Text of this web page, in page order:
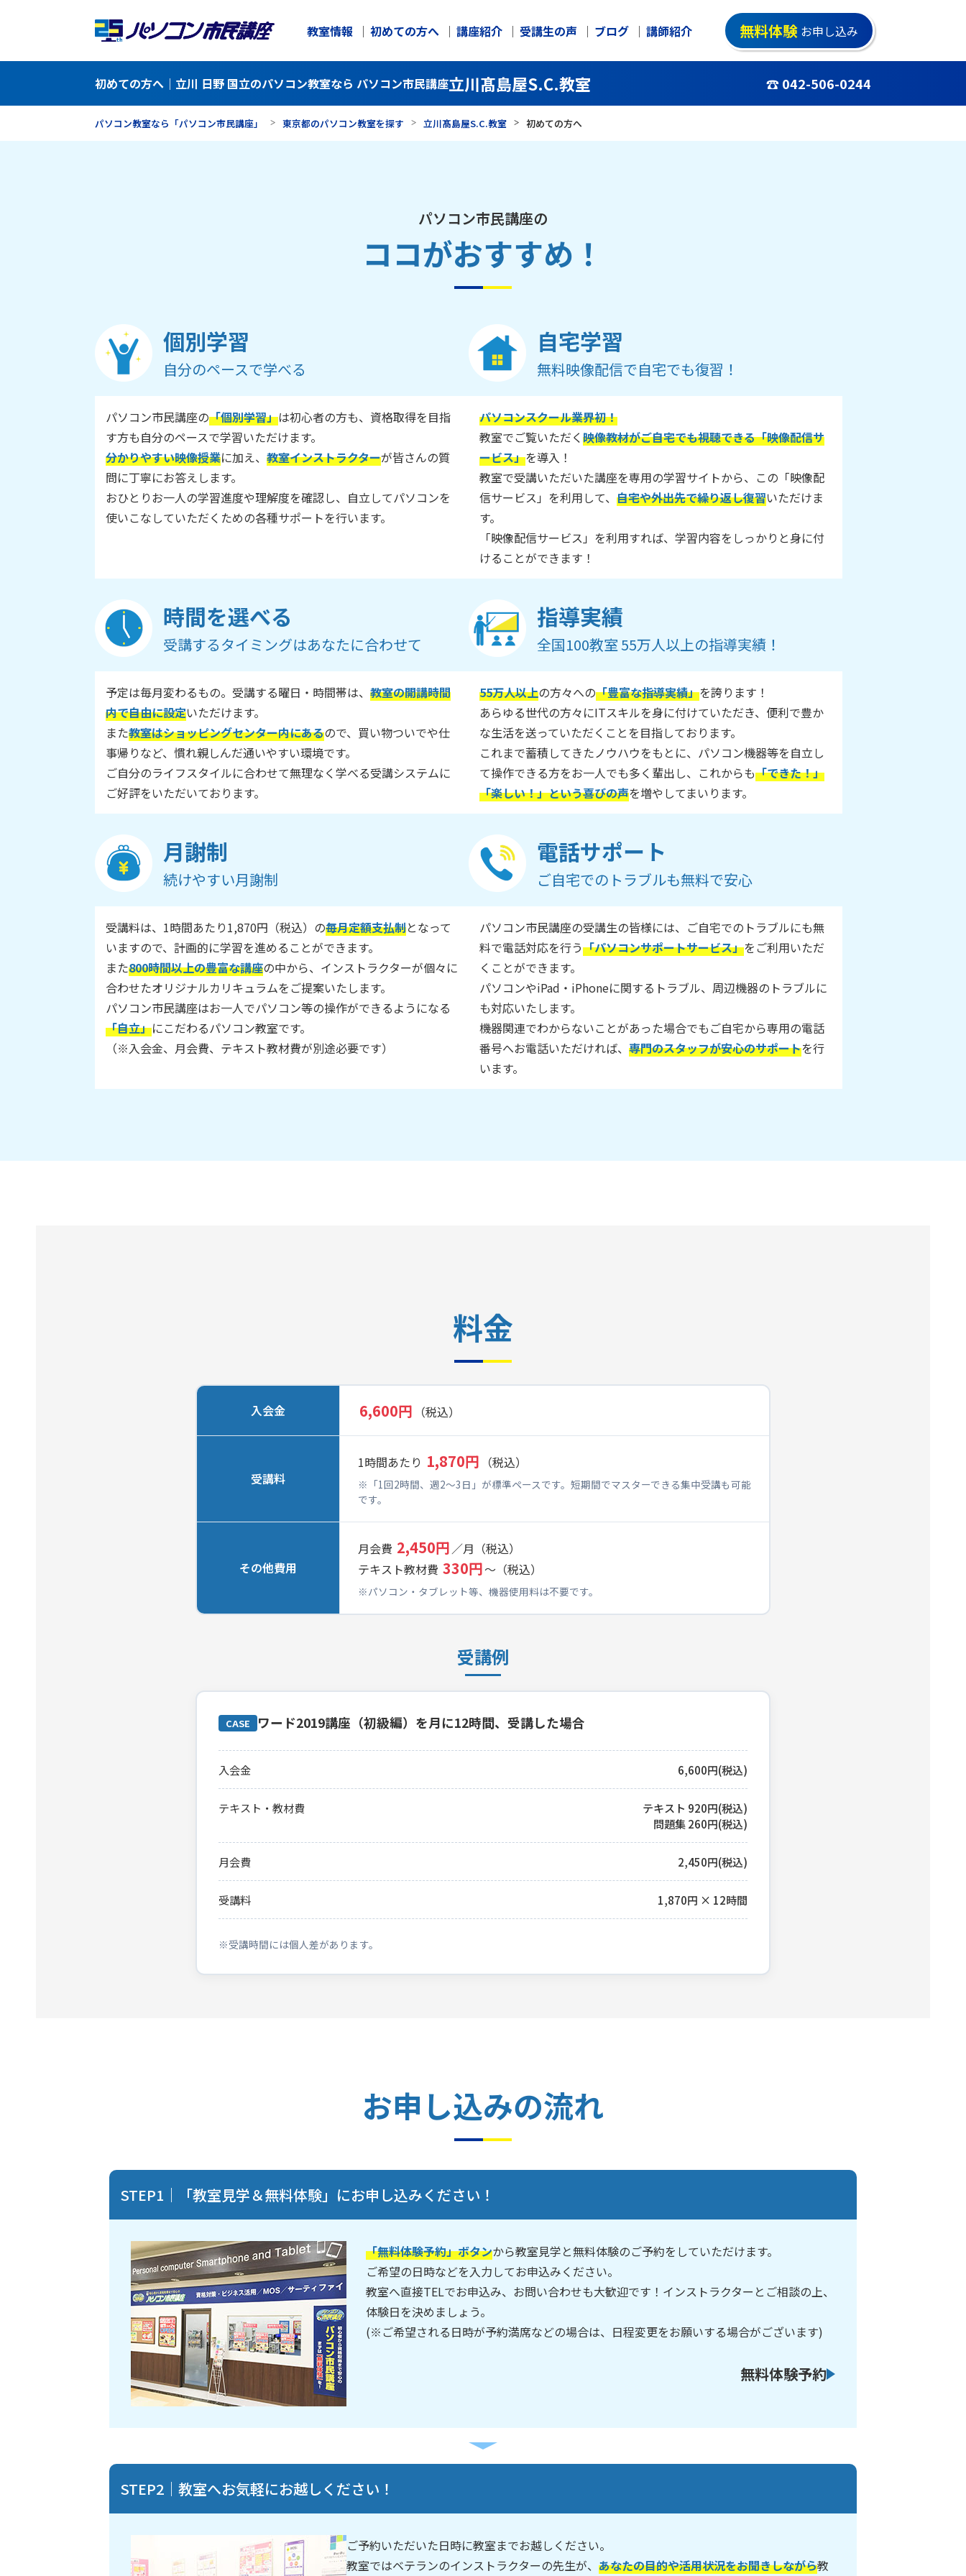
教室情報 初めての方へ 講座紹介 受講生の声 ブログ 講師紹介 無料体験 お申し込み
初めての方へ｜立川 日野 国立のパソコン教室なら パソコン市民講座立川髙島屋S.C.教室 ☎ 042-506-0244
パソコン教室なら「パソコン市民講座」 東京都のパソコン教室を探す 立川髙島屋S.C.教室 初めての方へ
ココがおすすめ！
パソコン市民講座の
個別学習
自分のペースで学べる
パソコン市民講座の「個別学習」は初心者の方も、資格取得を目指
す方も自分のペースで学習いただけます。
分かりやすい映像授業に加え、 教室インストラクターが皆さんの質
問に丁寧にお答えします。
おひとりお一人の学習進度や理解度を確認し、自立してパソコンを
使いこなしていただくための各種サポートを行います。
自宅学習
無料映像配信で自宅でも復習！
パソコンスクール業界初！
教室でご覧いただく映像教材がご自宅でも視聴できる「映像配信サ
ービス」を導入！
教室で受講いただいた講座を専用の学習サイトから、この「映像配
信サービス」を利用して、 自宅や外出先で繰り返し復習いただけま
す。
「映像配信サービス」を利用すれば、学習内容をしっかりと身に付
けることができます！
時間を選べる
受講するタイミングはあなたに合わせて
予定は毎月変わるもの。受講する曜日・時間帯は、 教室の開講時間
内で自由に設定いただけます。
また教室はショッピングセンター内にあるので、買い物ついでや仕
事帰りなど、慣れ親しんだ通いやすい環境です。
ご自分のライフスタイルに合わせて無理なく学べる受講システムに
ご好評をいただいております。
指導実績
全国100教室 55万人以上の指導実績！
55万人以上の方々への「豊富な指導実績」を誇ります！
あらゆる世代の方々にITスキルを身に付けていただき、便利で豊か
な生活を送っていただくことを目指しております。
これまで蓄積してきたノウハウをもとに、パソコン機器等を自立し
て操作できる方をお一人でも多く輩出し、これからも「できた！」
「楽しい！」という喜びの声を増やしてまいります。
月謝制
続けやすい月謝制
受講料は、1時間あたり1,870円（税込）の毎月定額支払制となって
いますので、計画的に学習を進めることができます。
また800時間以上の豊富な講座の中から、インストラクターが個々に
合わせたオリジナルカリキュラムをご提案いたします。
パソコン市民講座はお一人でパソコン等の操作ができるようになる
「自立」にこだわるパソコン教室です。
（※入会金、月会費、テキスト教材費が別途必要です）
電話サポート
ご自宅でのトラブルも無料で安心
パソコン市民講座の受講生の皆様には、ご自宅でのトラブルにも無
料で電話対応を行う「パソコンサポートサービス」をご利用いただ
くことができます。
パソコンやiPad・iPhoneに関するトラブル、周辺機器のトラブルに
も対応いたします。
機器関連でわからないことがあった場合でもご自宅から専用の電話
番号へお電話いただければ、 専門のスタッフが安心のサポートを行
います。
料金
入会金 6,600円 （税込）
受講料
1時間あたり 1,870円 （税込）
※「1回2時間、週2～3日」が標準ペースです。短期間でマスターできる集中受講も可能
です。
その他費用
月会費 2,450円／月（税込）
テキスト教材費 330円～（税込）
※パソコン・タブレット等、機器使用料は不要です。
受講例
CASE ワード2019講座（初級編）を月に12時間、受講した場合
入会金 6,600円(税込)
テキスト・教材費
テキスト 920円(税込)
問題集 260円(税込)
月会費 2,450円(税込)
受講料 1,870円 × 12時間
※受講時間には個人差があります。
お申し込みの流れ
STEP1｜「教室見学＆無料体験」にお申し込みください！
「無料体験予約」ボタンから教室見学と無料体験のご予約をしていただけます。
ご希望の日時などを入力してお申込みください。
教室へ直接TELでお申込み、お問い合わせも大歓迎です！インストラクターとご相談の上、
体験日を決めましょう。
(※ご希望される日時が予約満席などの場合は、日程変更をお願いする場合がございます)
無料体験予約
STEP2｜教室へお気軽にお越しください！
ご予約いただいた日時に教室までお越しください。
教室ではベテランのインストラクターの先生が、 あなたの目的や活用状況をお聞きしながら教